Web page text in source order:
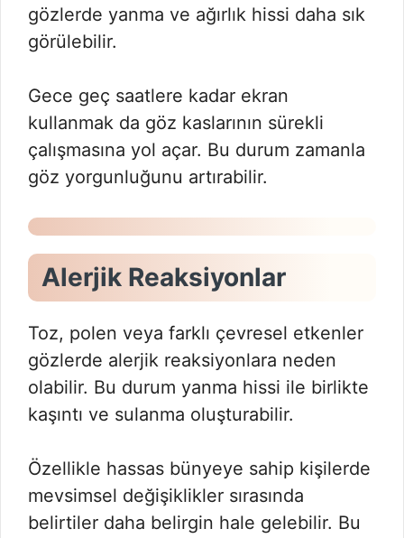
gözlerde yanma ve ağırlık hissi daha sık
görülebilir.
Gece geç saatlere kadar ekran
kullanmak da göz kaslarının sürekli
çalışmasına yol açar. Bu durum zamanla
göz yorgunluğunu artırabilir.
Alerjik Reaksiyonlar
Toz, polen veya farklı çevresel etkenler
gözlerde alerjik reaksiyonlara neden
olabilir. Bu durum yanma hissi ile birlikte
kaşıntı ve sulanma oluşturabilir.
Özellikle hassas bünyeye sahip kişilerde
mevsimsel değişiklikler sırasında
belirtiler daha belirgin hale gelebilir. Bu